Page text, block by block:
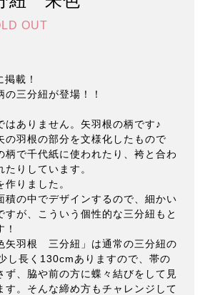
OUT
載！
三分紐が登場！！
はありません。矢羽根の柄です♪
の羽根の部分を文様化したもので
柄で千代紙に使われたり、袴と合わ
りしています。
りました。
積の中でデザインするので、細かい
すが、こういう個性的な三分紐もと
矢羽根 三分紐」は通常の三分紐の
し長く130cmありますので、帯の
ず、脇や前の方に蝶々結びをして見
す。そんな締め方もチャレンジして